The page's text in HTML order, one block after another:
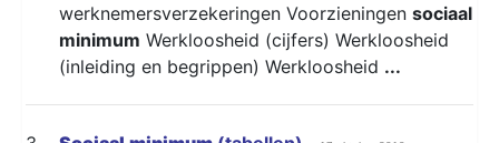
werknemersverzekeringen Voorzieningen sociaal
minimum Werkloosheid (cijfers) Werkloosheid
(inleiding en begrippen) Werkloosheid ...